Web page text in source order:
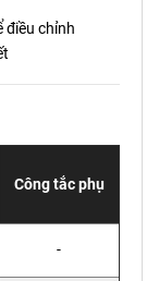
điều chỉnh
Công tắc phụ
-